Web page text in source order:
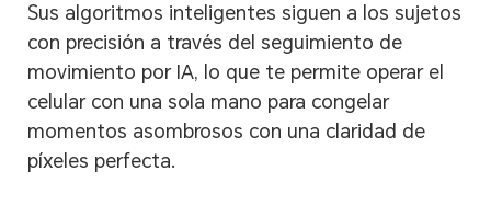
Sus algoritmos inteligentes siguen a los sujetos
con precisión a través del seguimiento de
movimiento por IA, lo que te permite operar el
celular con una sola mano para congelar
momentos asombrosos con una claridad de
píxeles perfecta.